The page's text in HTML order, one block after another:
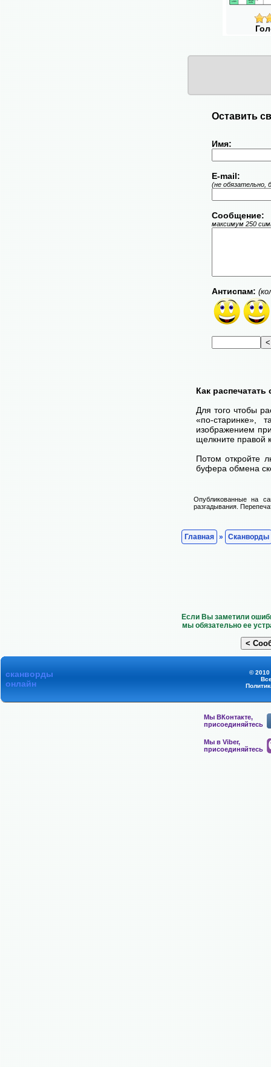
Оставить
Имя:
E-mail:
(не обязательно,
Сообщение:
максимум 250
Антиспам:
Как
Для того чтобы
«по-
изображением
щелкните правой
Потом откройте
буфера обмена
Опубликованные на
разгадывания.
Главная » Сканворды
Если Вы заметили
мы обязательно ее
сканворды
онлайн
© 2010
Мы ВКонтакте,
присоединяйтесь
Мы в Viber,
присоединяйтесь